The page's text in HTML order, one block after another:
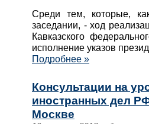
Среди тем, которые,
заседании, - ход
Кавказского
исполнение указов
Подробнее »
Консультации на
иностранных дел
Москве